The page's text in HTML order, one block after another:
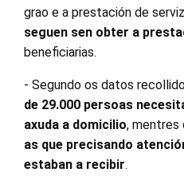
grao e a prestación de
seguen sen obter a
beneficiarias.
- Segundo os datos
de 29.000 persoas
axuda a domicilio, mentres
as que precisando
estaban a recibir.